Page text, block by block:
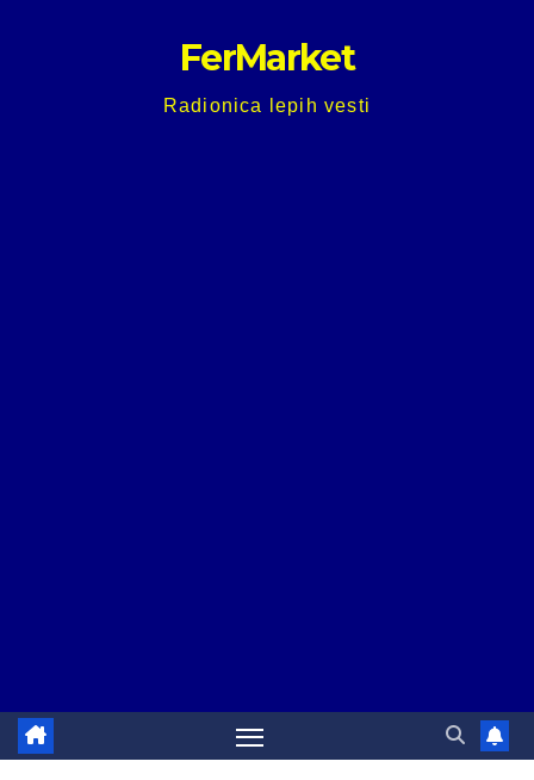
FerMarket
Radionica lepih vesti